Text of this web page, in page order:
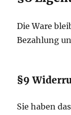
Die Ware
Bezahlung
§9
Sie haben